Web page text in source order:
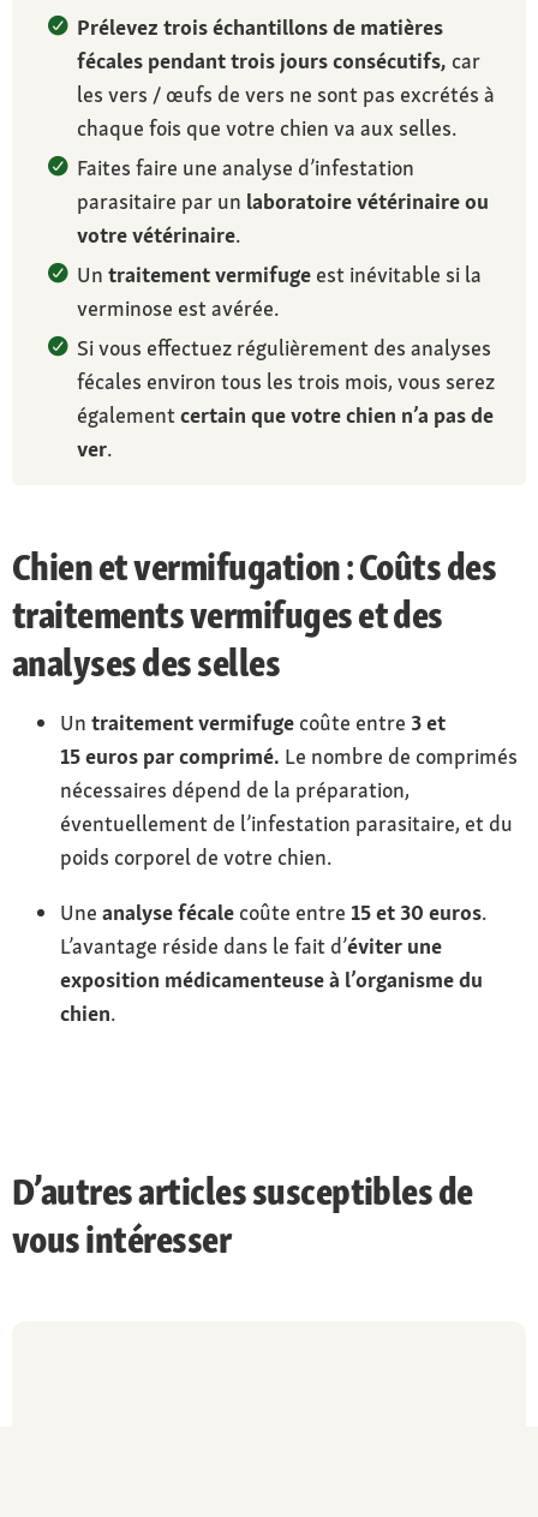
Prélevez trois échantillons de matières
fécales pendant trois jours consécutifs, car
les vers / œufs de vers ne sont pas excrétés à
chaque fois que votre chien va aux selles.
Faites faire une analyse d’infestation
parasitaire par un laboratoire vétérinaire ou
votre vétérinaire.
Un traitement vermifuge est inévitable si la
verminose est avérée.
Si vous effectuez régulièrement des analyses
fécales environ tous les trois mois, vous serez
également certain que votre chien n’a pas de
ver.
Chien et vermifugation : Coûts des
traitements vermifuges et des
analyses des selles
Un traitement vermifuge coûte entre 3 et
15 euros par comprimé. Le nombre de comprimés
nécessaires dépend de la préparation,
éventuellement de l’infestation parasitaire, et du
poids corporel de votre chien.
Une analyse fécale coûte entre 15 et 30 euros.
L’avantage réside dans le fait d’éviter une
exposition médicamenteuse à l’organisme du
chien.
D’autres articles susceptibles de
vous intéresser